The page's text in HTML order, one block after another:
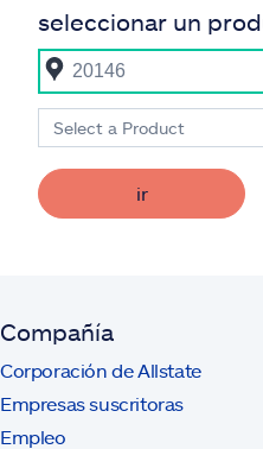
seleccionar un
Select a Product
ir
Compañía
Corporación de Allstate
Empresas suscritoras
Empleo